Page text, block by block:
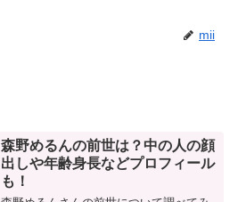
mii
森野めるんの前世は？中の人の顔
出しや年齢身長などプロフィール
も！